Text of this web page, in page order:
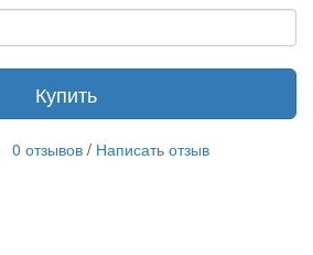
Купить
0 отзывов / Написать отзыв